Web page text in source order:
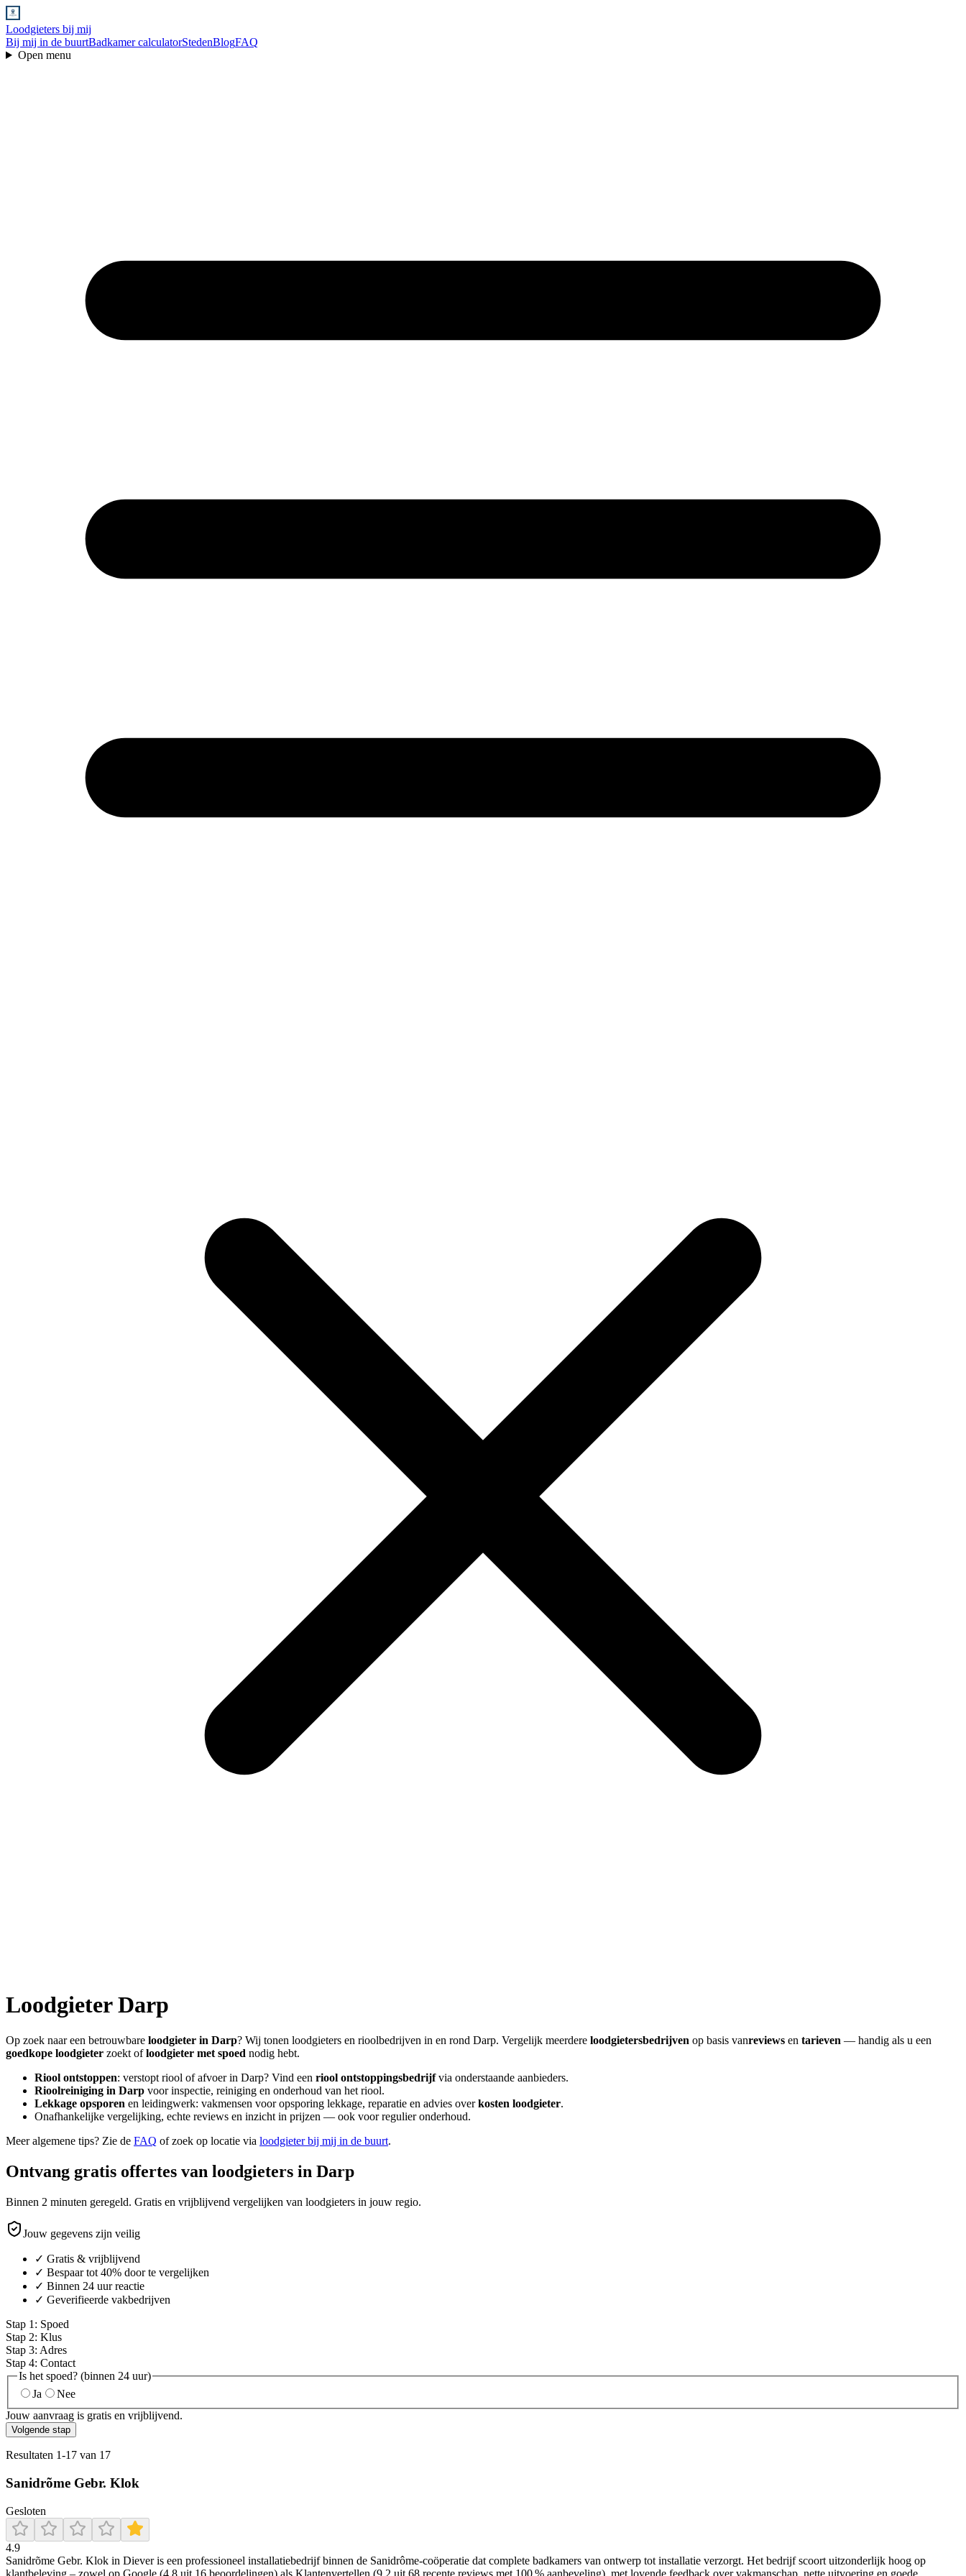
Loodgieters bij mij
Bij mij in de buurtBadkamer calculatorStedenBlogFAQ
Open menu
LoodgieterDarp
Op zoek naar een betrouwbare loodgieter in Darp? Wij tonen loodgieters en rioolbedrijven in en rond Darp. Vergelijk meerdere loodgietersbedrijven op basis vanreviews en tarieven — handig als u een
goedkope loodgieter zoekt ofloodgieter met spoed nodig hebt.
Riool ontstoppen: verstopt riool of afvoer in Darp? Vind een riool ontstoppingsbedrijfvia onderstaande aanbieders.
Rioolreiniging in Darp voor inspectie, reiniging en onderhoud van het riool.
Lekkage opsporen en leidingwerk: vakmensen voor opsporing lekkage, reparatie en advies overkosten loodgieter.
Onafhankelijke vergelijking, echte reviews en inzicht in prijzen — ook voor regulier onderhoud.
Meer algemene tips? Zie de FAQ of zoek op locatie via loodgieter bij mij in de buurt.
Ontvang gratis offertes van loodgieters in Darp
Binnen 2 minuten geregeld. Gratis en vrijblijvend vergelijken van loodgieters in jouw regio.
Jouw gegevens zijn veilig
✓ Gratis & vrijblijvend
✓ Bespaar tot 40% door te vergelijken
✓ Binnen 24 uur reactie
✓ Geverifieerde vakbedrijven
Stap 1 : Spoed
Stap 2: Klus
Stap 3: Adres
Stap 4: Contact
Is het spoed? (binnen 24 uur)
Ja
Nee
Jouw aanvraag is gratis en vrijblijvend.
Volgende stap
Resultaten 1-17 van 17
Sanidrõme Gebr. Klok
Gesloten
4.9
Sanidrõme Gebr. Klok in Diever is een professioneel installatiebedrijf binnen de Sanidrôme-coöperatie dat complete badkamers van ontwerp tot installatie verzorgt. Het bedrijf scoort uitzonderlijk hoog op
klantbeleving – zowel op Google (4,8 uit 16 beoordelingen) als Klantenvertellen (9,2 uit 68 recente reviews met 100 % aanbeveling), met lovende feedback over vakmanschap, nette uitvoering en goede